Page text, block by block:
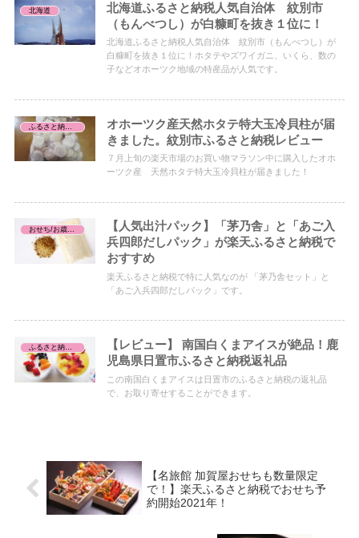
北海道
北海道ふるさと納税人気自治体 紋別市
（もんべつし）が白糠町を抜き１位に！
北海道ふるさと納税人気自治体 紋別市（もんべつし）が
白糠町を抜き１位に！ホタテやズワイガニ、いくら、数の
子などオホーツク地域の特産品が人気です。
オホーツク産天然ホタテ特大玉冷貝柱が届
きました。紋別市ふるさと納税レビュー
７月上旬の楽天市場のお買い物マラソン中に購入したオホ
ーツク産 天然ホタテ特大玉冷貝柱が届きました！
【人気出汁パック】「茅乃舎」と「あご入
兵四郎だしパック」が楽天ふるさと納税で
おすすめ
楽天ふるさと納税で特に人気なのが 「茅乃舎セット」と
「あご入兵四郎だしパック」です。
ふるさと納税レビュー
【レビュー】 南国白くまアイスが絶品！鹿
児島県日置市ふるさと納税返礼品
この南国白くまアイスは日置市のふるさと納税の返礼品
で、お取り寄せすることができます。
【名旅館 加賀屋おせちも数量限定
で！】楽天ふるさと納税でおせち予
約開始2021年！